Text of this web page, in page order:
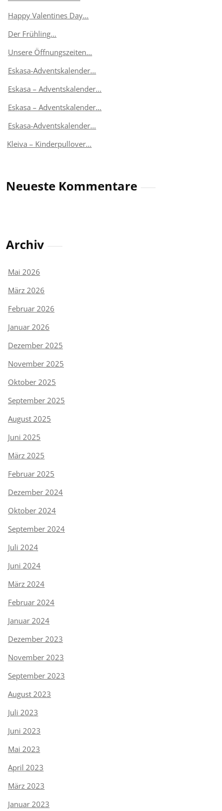
Happy Valentines Day…
Der Frühling…
Unsere Öffnungszeiten…
Eskasa-Adventskalender…
Eskasa – Adventskalender…
Eskasa – Adventskalender…
Eskasa-Adventskalender…
Kleiva – Kinderpullover…
Neueste Kommentare
Archiv
Mai 2026
März 2026
Februar 2026
Januar 2026
Dezember 2025
November 2025
Oktober 2025
September 2025
August 2025
Juni 2025
März 2025
Februar 2025
Dezember 2024
Oktober 2024
September 2024
Juli 2024
Juni 2024
März 2024
Februar 2024
Januar 2024
Dezember 2023
November 2023
September 2023
August 2023
Juli 2023
Juni 2023
Mai 2023
April 2023
März 2023
Januar 2023